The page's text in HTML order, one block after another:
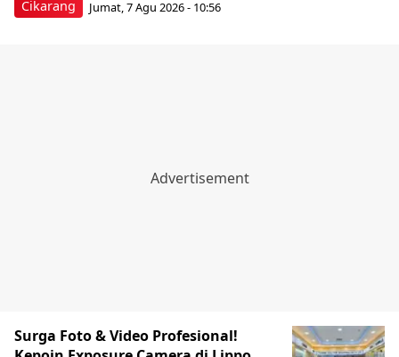
Cikarang Jumat, 7 Agu 2026 - 10:56
Surga Foto & Video Profesional!